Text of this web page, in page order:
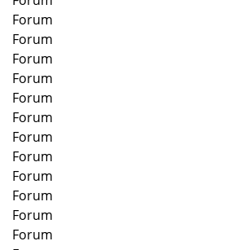
Forum
Forum
Forum
Forum
Forum
Forum
Forum
Forum
Forum
Forum
Forum
Forum